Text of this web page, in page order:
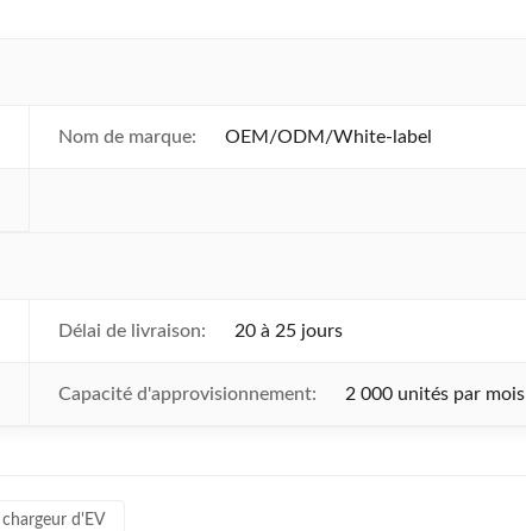
Nom de marque: OEM/ODM/White-label
Délai de livraison: 20 à 25 jours
Capacité d'approvisionnement: 2 000 unités par mois
d'EV